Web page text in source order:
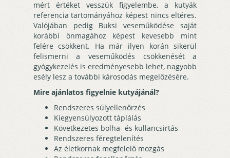
mért értéket vesszük figyelembe, a kutyák
referencia tartományához képest nincs eltéres.
Valójában pedig Buksi veseműködése saját
korábbi önmagához képest kevesebb mint
felére csökkent. Ha már ilyen korán sikerül
felismerni a veseműködés csökkenését a
gyógykezelés is eredményesebb lehet, nagyobb
esély lesz a további károsodás megelőzésére.
Mire ajánlatos figyelnie kutyájánál?
Rendszeres súlyellenőrzés
Kiegyensúlyozott táplálás
Következetes bolha- és kullancsirtás
Rendszeres féregtelenítés
Az életkornak megfelelő mozgás